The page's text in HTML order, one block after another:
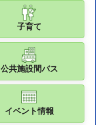
子育て
公共施設間バス
イベント情報